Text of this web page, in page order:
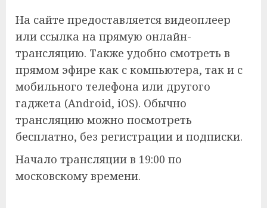
На сайте предоставляется видеоплеер
или ссылка на прямую онлайн-
трансляцию. Также удобно смотреть в
прямом эфире как с компьютера, так и с
мобильного телефона или другого
гаджета (Android, iOS). Обычно
трансляцию можно посмотреть
бесплатно, без регистрации и подписки.
Начало трансляции в 19:00 по
московскому времени.